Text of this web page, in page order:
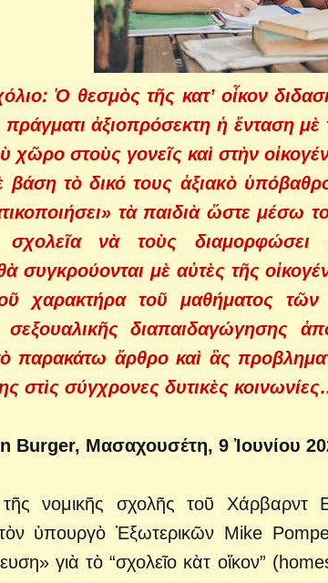
Ὁ θεσμὸς τῆς κατ’ οἶκον
πράγματι ἀξιοπρόσεκτη ἡ ἔνταση μὲ
χῶρο στοὺς γονεῖς καὶ στὴν
βάση τὸ δικό τους ἀξιακὸ
τὰ παιδιὰ ὥστε μέσω
νὰ τοὺς διαμορφώσει
συγκρούονται μὲ αὐτὲς τῆς
χαρακτήρα τοῦ μαθήματος
σεξουαλικῆς διαπαιδαγώγησης
παρακάτω ἄρθρο καὶ ἂς
στὶς σύγχρονες δυτικὲς
Burger, Μασαχουσέτη, 9 Ἰουνίου
νομικῆς σχολῆς τοῦ Χάρβαρντ
ὑπουργὸ Ἐξωτερικῶν Mike
γιὰ τὸ “σχολεῖο κὰτ οἴκον”